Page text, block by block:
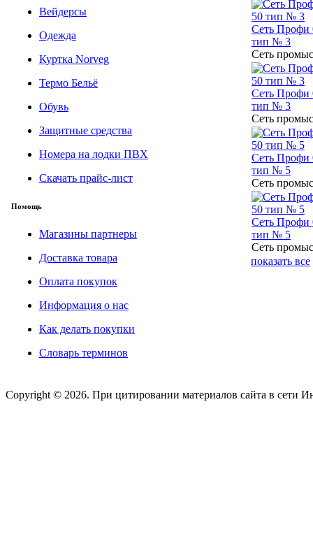
Вейдерсы
Одежда
Куртка Norveg
Термо Бельё
Обувь
Защитные средства
Номера на лодки ПВХ
Скачать прайс-лист
Помощь
Магазины партнеры
Доставка товара
Оплата покупок
Информация о нас
Как делать покупки
Словарь терминов
Сеть Профи
тип № 3
Сеть
Сеть Профи
тип № 3
Сеть
Сеть Профи
тип № 5
Сеть
Сеть Профи
тип № 5
Сеть
показать все
Copyright © 2026. При цитировании материалов сайта в сети